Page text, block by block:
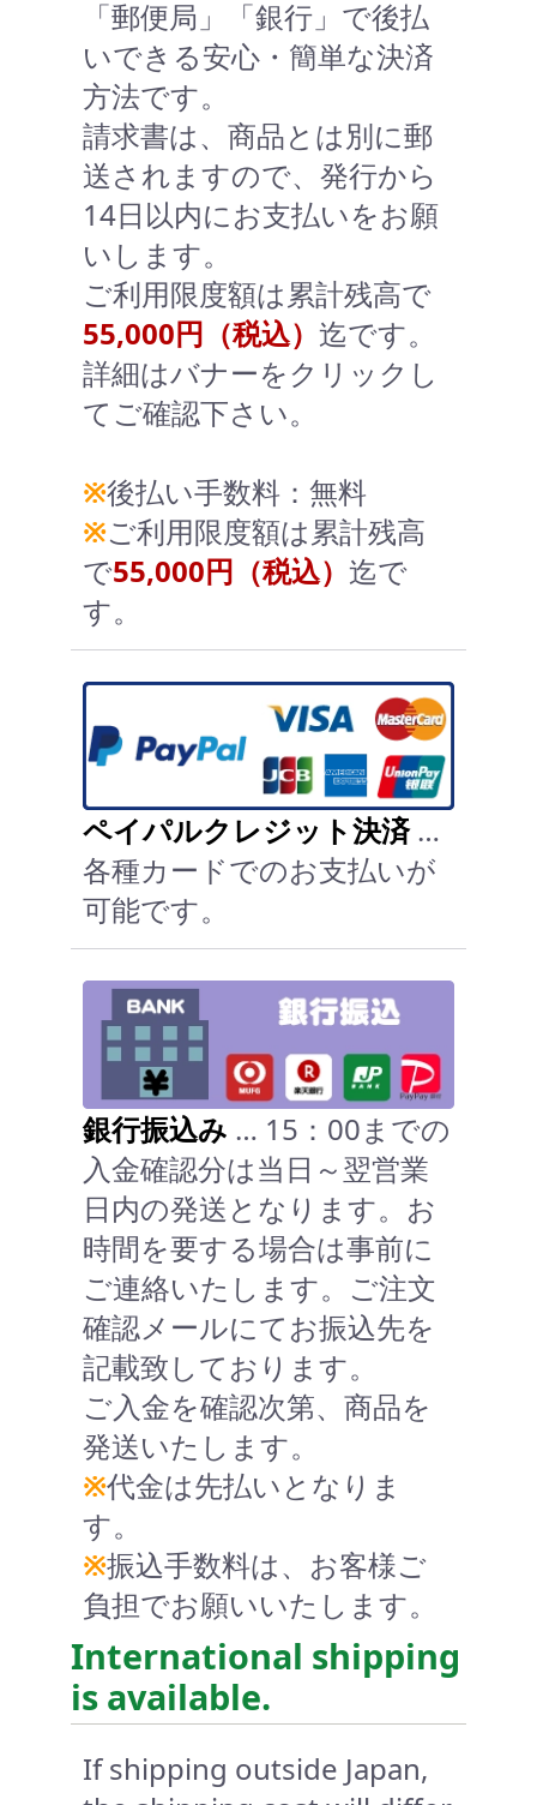
「郵便局」「銀行」で後払
いできる安心・簡単な決済
方法です。
請求書は、商品とは別に郵
送されますので、発行から
14日以内にお支払いをお願
いします。
ご利用限度額は累計残高で
55,000円（税込） 迄です。
詳細はバナーをクリックし
てご確認下さい。
※後払い手数料：無料
※ご利用限度額は累計残高
で55,000円（税込） 迄で
す。
ペイパルクレジット決済…
各種カードでのお支払いが
可能です。
銀行振込み … 15：00までの
入金確認分は当日～翌営業
日内の発送となります。お
時間を要する場合は事前に
ご連絡いたします。ご注文
確認メールにてお振込先を
記載致しております。
ご入金を確認次第、商品を
発送いたします。
※代金は先払いとなりま
す。
※振込手数料は、お客様ご
負担でお願いいたします。
International shipping
is available.
If shipping outside Japan,